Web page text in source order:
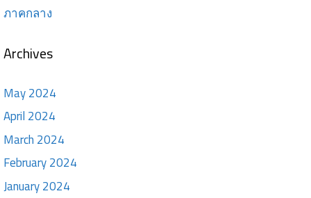
ภาคกลาง
Archives
May 2024
April 2024
March 2024
February 2024
January 2024